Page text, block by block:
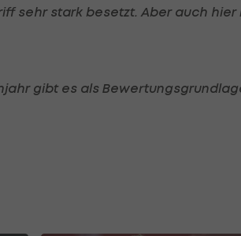
sehr stark besetzt. Aber auch
gibt es als